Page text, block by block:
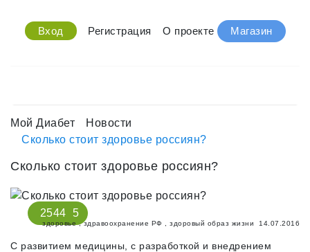
Вход Регистрация О проекте Магазин
Мой Диабет
Новости
Сколько стоит здоровье россиян?
Сколько стоит здоровье россиян?
2544 5
здоровье ,здравоохранение РФ здоровый образ жизни 14.07.2016
С развитием медицины, с разработкой и внедрением